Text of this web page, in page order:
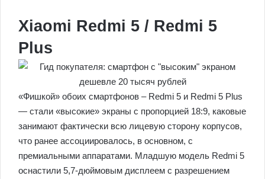
Xiaomi Redmi 5 / Redmi 5
Plus
«Фишкой» обоих смартфонов – Redmi 5 и Redmi 5 Plus
— стали «высокие» экраны с пропорцией 18:9, каковые
занимают фактически всю лицевую сторону корпусов,
что ранее ассоциировалось, в основном, с
премиальными аппаратами. Младшую модель Redmi 5
оснастили 5,7-дюймовым дисплеем с разрешением